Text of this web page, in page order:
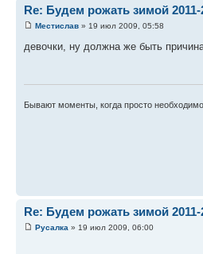
Re: Будем рожать зимой 2011-
Местислав » 19 июл 2009, 05:58
девочки, ну должна же быть
Бывают моменты, когда просто
Re: Будем рожать зимой 2011-
Русалка » 19 июл 2009, 06:00